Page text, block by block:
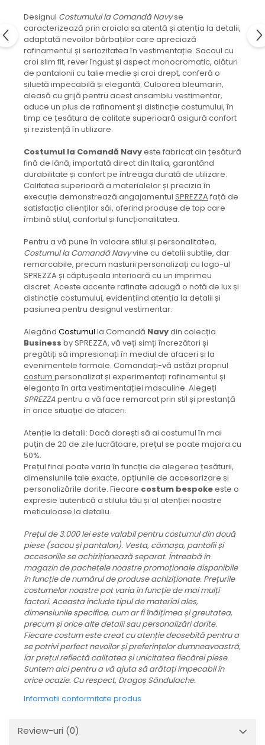
Designul Costumului la Comandă Navyse
caracterizează prin croiala sa atentă și atenția la detalii,
adaptată nevoilor bărbaților care apreciază
rafinamentul și seriozitatea în vestimentație. Sacoul cu
croi slim fit, rever îngust și aspect monocromatic, alături
de pantalonii cu talie medie și croi drept, conferă o
siluetă impecabilă și elegantă. Culoarea bleumarin,
aleasă cu grijă pentru acest ansamblu vestimentar,
aduce un plus de rafinament și distincție costumului, în
timp ce țesătura de calitate superioară asigură confort
și rezistență în utilizare.
Costumul la Comandă Navyeste fabricat din țesătură
fină de lână, importată direct din Italia, garantând
durabilitate și confort pe întreaga durată de utilizare.
Calitatea superioară a materialelor și precizia în
execuție demonstrează angajamentul SPREZZAfață de
satisfacția clienților săi, oferind produse de top care
îmbină stilul, confortul și funcționalitatea.
Pentru a vă pune în valoare stilul și personalitatea,
Costumul la Comandă Navyvine cu detalii subtile, dar
remarcabile, precum nasturii personalizați cu logo-ul
SPREZZA și căptușeala interioară cu un imprimeu
discret. Aceste accente rafinate adaugă o notă de lux și
distincție costumului, evidențiind atenția la detalii și
pasiunea pentru designul vestimentar.
Alegând Costumul la Comandă Navydin colecția
Business by SPREZZA, vă veți simți încrezători și
pregătiți să impresionați în mediul de afaceri și la
evenimentele formale. Comandați-vă astăzi propriul
costum personalizat și experimentați rafinamentul și
eleganța în arta vestimentației masculine. Alegeți
SPREZZApentru a vă face remarcat prin stil și prestanță
în orice situație de afaceri.
Atenție la detalii: Dacă dorești să ai costumul în mai
puțin de 20 de zile lucrătoare, prețul se poate majora cu
50%.
Prețul final poate varia în funcție de alegerea țesăturii,
dimensiunile tale exacte, opțiunile de accesorizare și
personalizările dorite. Fiecare costum bespokeeste o
expresie autentică a stilului tău și al atenției noastre
meticuloase la detaliu.
Prețul de 3.000 lei este valabil pentru costumul din două
piese (sacou și pantalon). Vesta, cămașa, pantofii și
accesoriile se achiziționează separat. Întreabă în
magazin de pachetele noastre promoționale disponibile
în funcție de numărul de produse achiziționate. Prețurile
costumelor noastre pot varia în funcție de mai mulți
factori. Aceasta include tipul de material ales,
dimensiunile specifice, cum ar fi înălțimea și greutatea,
precum și orice alte detalii sau personalizări dorite.
Fiecare costum este creat cu atenție deosebită pentru a
se potrivi perfect nevoilor și preferințelor dumneavoastră,
iar prețul reflectă calitatea și unicitatea fiecărei piese.
Suntem aici pentru a vă ajuta să arătați impecabil în
orice ocazie. Cu respect, Dragoș Săndulache.
Informatii conformitate produs
Review-uri (0)